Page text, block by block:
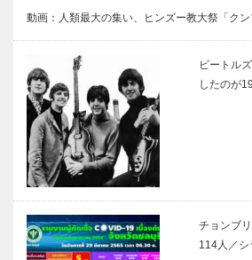
動画：人類最大の集い、ヒンズー教大祭「ク
ビートル
したのが
チョンブ
114人／